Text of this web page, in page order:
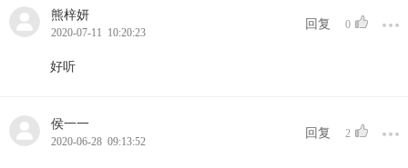
熊梓妍
2020-07-11 10:20:23
回复 0
好听
侯一一
2020-06-28 09:13:52
回复 2